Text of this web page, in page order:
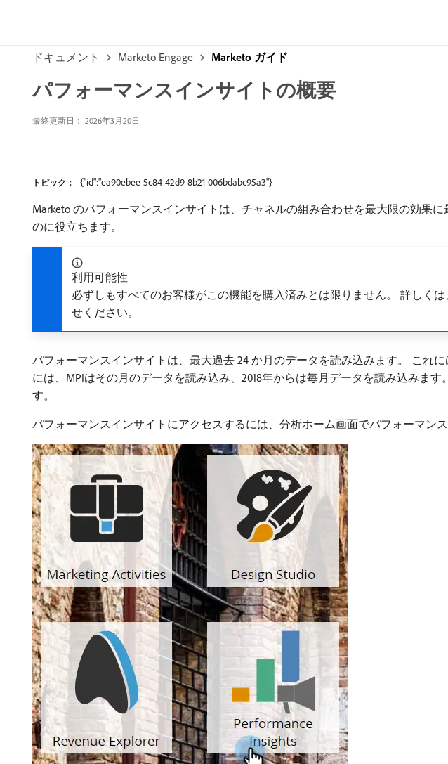
ドキュメント Marketo Engage Marketo ガイド
パフォーマンスインサイトの概要
最終更新日： 2026年3月20日
トピック： {"id":"ea90ebee-5c84-42d9-8b21-006bdabc95a3"}
Marketo のパフォーマンスインサイトは、チャネルの組み合わせを最大限の効果
のに役立ちます。
利用可能性
必ずしもすべてのお客様がこの機能を購入済みとは限りません。 詳しく
せください。
パフォーマンスインサイトは、最大過去 24 か月のデータを読み込みます。 これ
には、MPIはその月のデータを読み込み、2018年からは毎月データを読み込みます
す。
パフォーマンスインサイトにアクセスするには、分析ホーム画面でパフォーマン